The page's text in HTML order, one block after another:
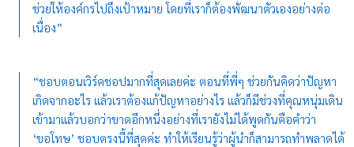
ช่วยให้องค์กรไปถึงเป้าหมาย โดยที่เราก็ต้องพัฒนาตัวเองอย่างต่อ
เนื่อง”
“ชอบตอนเวิร์คชอปมากที่สุดเลยค่ะ ตอนที่พี่ๆ ช่วยกันคิดว่าปัญหา
เกิดจากอะไร แล้วเราต้องแก้ปัญหาอย่างไร แล้วก็มีช่วงที่คุณหนุ่มเดิน
เข้ามาแล้วบอกว่าขาดอีกหนึ่งอย่างที่เรายังไม่ได้พูดกันคือคำว่า
‘ขอโทษ’ ชอบตรงนี้ที่สุดค่ะ ทำให้เรียนรู้ว่าผู้นำก็สามารถทำพลาดได้